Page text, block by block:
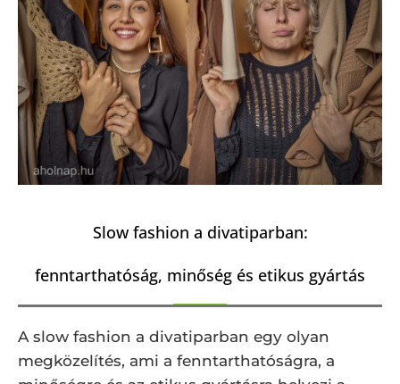
Slow fashion a divatiparban:
fenntarthatóság, minőség és etikus gyártás
A slow fashion a divatiparban egy olyan
megközelítés, ami a fenntarthatóságra, a